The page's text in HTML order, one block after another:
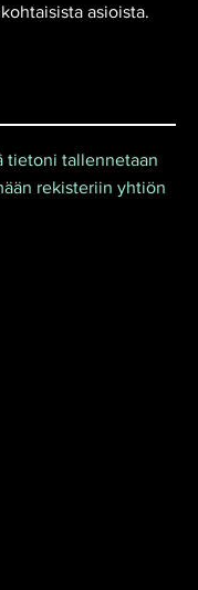
asioista.
tietoni tallennetaan
rekisteriin yhtiön